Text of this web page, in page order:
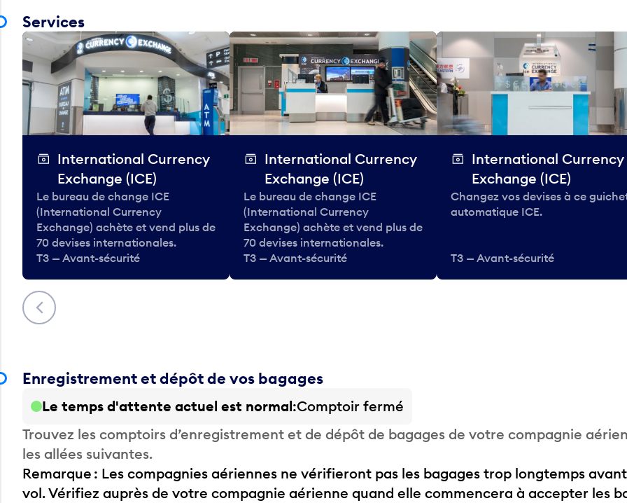
Services
Précédent
International Currency
Exchange (ICE)
Le bureau de change ICE
(International Currency
Exchange) achète et vend plus de
70 devises internationales.
T3 — Avant-sécurité
International Currency
Exchange (ICE)
Le bureau de change ICE
(International Currency
Exchange) achète et vend plus de
70 devises internationales.
T3 — Avant-sécurité
International Currency
Exchange (ICE)
Changez vos devises à ce
automatique ICE.
T3 — Avant-sécurité
Enregistrement et dépôt de vos bagages
Le temps d'attente actuel est normal Comptoir fermé
Trouvez les comptoirs d’enregistrement et de dépôt de bagages de votre compagnie
les allées suivantes.
Remarque : Les compagnies aériennes ne vérifieront pas les bagages trop longtemps
vol. Vérifiez auprès de votre compagnie aérienne quand elle commencera à accepter les